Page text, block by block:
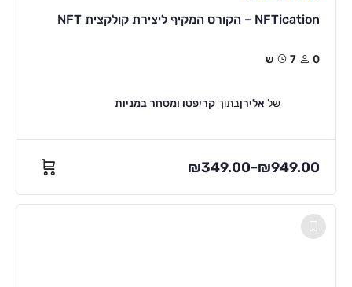
NFTication – הקורס המקיף ליצירת קולקצית NFT
0 7ש
של אלירןבתוך קריפטו ומסחר במניות
₪349.00–₪949.00